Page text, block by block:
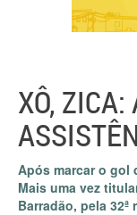
XÔ,
Após marcar o gol
Mais uma vez
Barradão, pela